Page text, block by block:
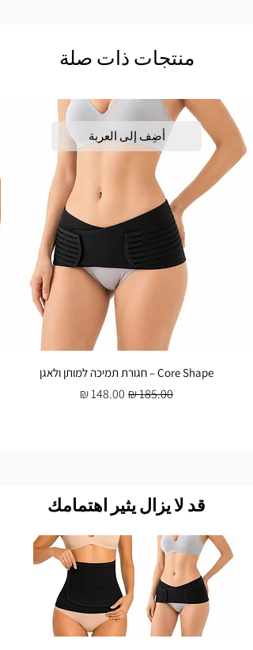
منتجات ذات صلة
أضِف إلى العربة
Core Shape – חגורת תמיכה למותן ולאגן
سعر عاديسعر البيع
قد لا يزال يثير اهتمامك